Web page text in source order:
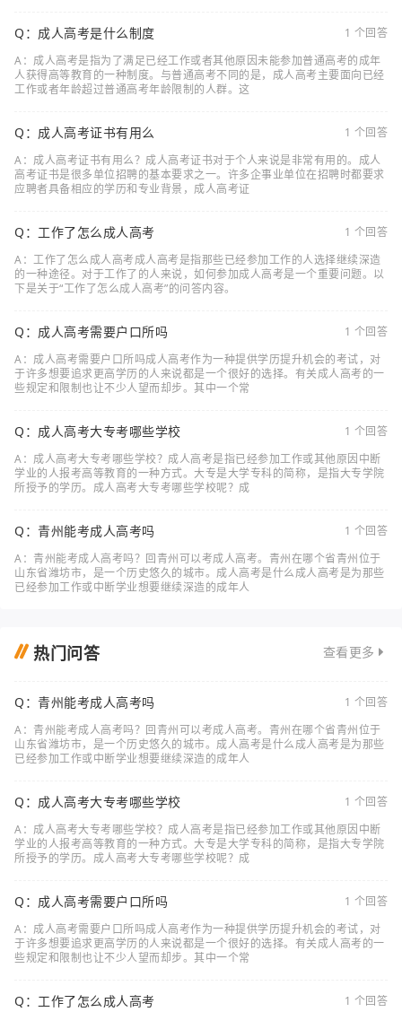
Q：成人高考是什么制度
1 个回答
A：成人高考是指为了满足已经工作或者其他原因未能参加普通高考的成年
人获得高等教育的一种制度。与普通高考不同的是，成人高考主要面向已经
工作或者年龄超过普通高考年龄限制的人群。这
Q：成人高考证书有用么
1 个回答
A：成人高考证书有用么？成人高考证书对于个人来说是非常有用的。成人
高考证书是很多单位招聘的基本要求之一。许多企事业单位在招聘时都要求
应聘者具备相应的学历和专业背景，成人高考证
Q：工作了怎么成人高考
1 个回答
A：工作了怎么成人高考成人高考是指那些已经参加工作的人选择继续深造
的一种途径。对于工作了的人来说，如何参加成人高考是一个重要问题。以
下是关于“工作了怎么成人高考”的问答内容。
Q：成人高考需要户口所吗
1 个回答
A：成人高考需要户口所吗成人高考作为一种提供学历提升机会的考试，对
于许多想要追求更高学历的人来说都是一个很好的选择。有关成人高考的一
些规定和限制也让不少人望而却步。其中一个常
Q：成人高考大专考哪些学校
1 个回答
A：成人高考大专考哪些学校？成人高考是指已经参加工作或其他原因中断
学业的人报考高等教育的一种方式。大专是大学专科的简称，是指大专学院
所授予的学历。成人高考大专考哪些学校呢？成
Q：青州能考成人高考吗
1 个回答
A：青州能考成人高考吗？回青州可以考成人高考。青州在哪个省青州位于
山东省潍坊市，是一个历史悠久的城市。成人高考是什么成人高考是为那些
已经参加工作或中断学业想要继续深造的成年人
热门问答 查看更多
Q：青州能考成人高考吗
1 个回答
A：青州能考成人高考吗？回青州可以考成人高考。青州在哪个省青州位于
山东省潍坊市，是一个历史悠久的城市。成人高考是什么成人高考是为那些
已经参加工作或中断学业想要继续深造的成年人
Q：成人高考大专考哪些学校
1 个回答
A：成人高考大专考哪些学校？成人高考是指已经参加工作或其他原因中断
学业的人报考高等教育的一种方式。大专是大学专科的简称，是指大专学院
所授予的学历。成人高考大专考哪些学校呢？成
Q：成人高考需要户口所吗
1 个回答
A：成人高考需要户口所吗成人高考作为一种提供学历提升机会的考试，对
于许多想要追求更高学历的人来说都是一个很好的选择。有关成人高考的一
些规定和限制也让不少人望而却步。其中一个常
Q：工作了怎么成人高考
1 个回答